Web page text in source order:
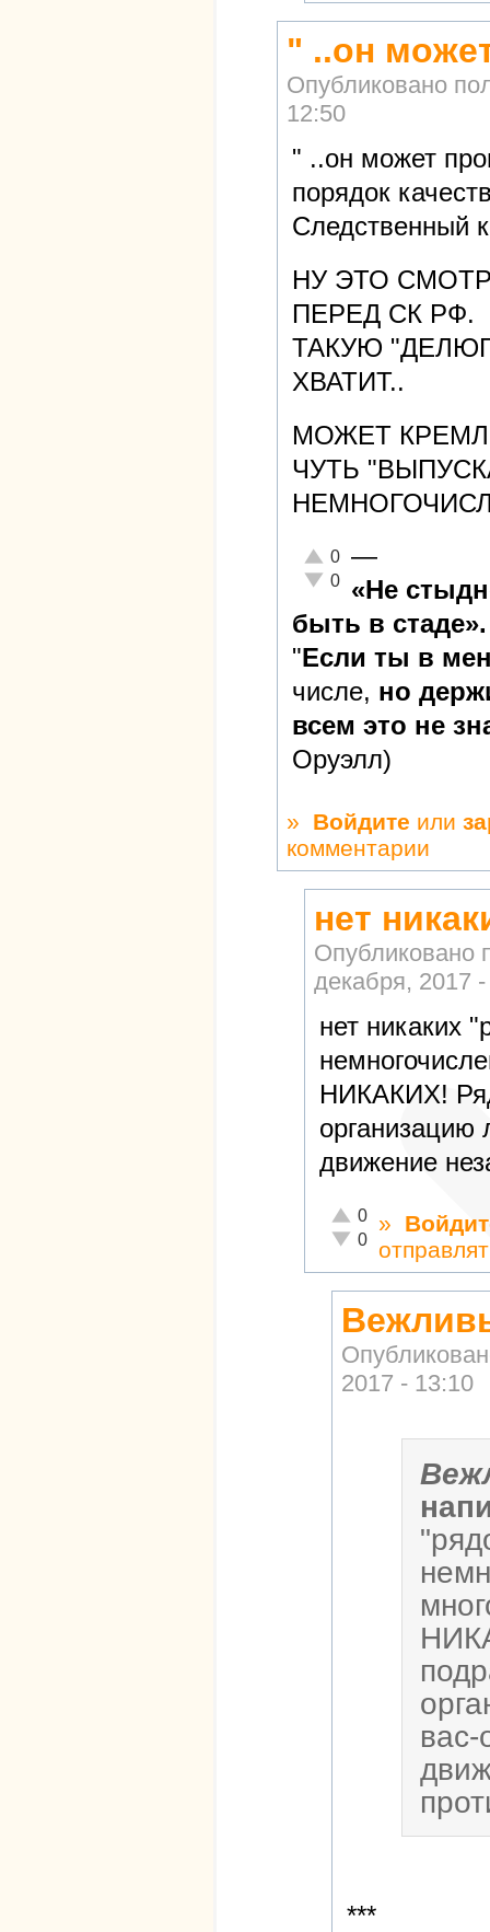
" ..он
Опубликовано
12:50
" ..он может
порядок
Следственный
НУ ЭТО
ПЕРЕД СК РФ.
ТАКУЮ
ХВАТИТ..
МОЖЕТ
ЧУТЬ
Отлично!
0
Неадекватно!
0
—
«Не
быть в стаде».
"Если ты в
числе, но
всем это не
Оруэлл)
» Войдите или
комментарии
нет
Опубликовано
декабря, 2017
нет никаких
НИКАКИХ!
организацию
движение
Отлично!
0
Неадекватно!
0
»
2017 - 13:10
***